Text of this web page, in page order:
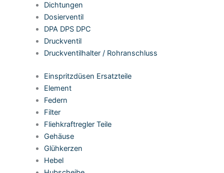
Dichtungen
Dosierventil
DPA DPS DPC
Druckventil
Druckventilhalter / Rohranschluss
Einspritzdüsen Ersatzteile
Element
Federn
Filter
Fliehkraftregler Teile
Gehäuse
Glühkerzen
Hebel